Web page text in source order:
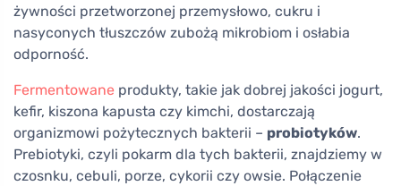
żywności przetworzonej przemysłowo, cukru i
nasyconych tłuszczów zubożą mikrobiom i osłabia
odporność.
Fermentowane produkty, takie jak dobrej jakości jogurt,
kefir, kiszona kapusta czy kimchi, dostarczają
organizmowi pożytecznych bakterii – probiotyków.
Prebiotyki, czyli pokarm dla tych bakterii, znajdziemy w
czosnku, cebuli, porze, cykorii czy owsie. Połączenie